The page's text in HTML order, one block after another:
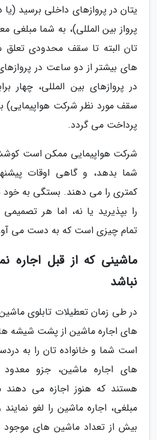
ی­تان در پروازهای داخلی برسید
تان البته تا سقف محدودی
های بیشتر از دو ساعت در
در پروازهای بین المللی، چهار
سقف مورد نظر شرکت هواپیمایی)
پرداخت می گردد.
شرکت هواپیمایی ممکن است
شما بدهد، و گاهی اوقات
کمتری را می­ دهند. بستگی به خود
را بپذیرید یا نه، اما هر
تمام چیزی است که به دست می
ماشینی که از قبل اجاره
نباشد
در طی زمان تعطیلات تابلوی
های اجاره ماشین از پشت شیشه
است شما و خانواده­ تان را به
های اجاره ماشین، جزو
هستند که هنوز اجازه می ­دهند
مبلغی، اجاره ماشین را لغو
بیش از تعداد ماشین های موجود